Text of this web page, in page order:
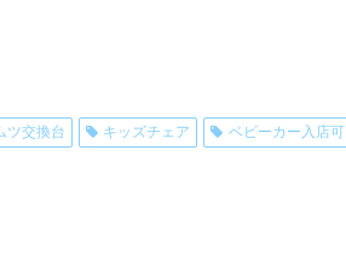
ツ交換台 キッズチェア ベビーカー入店可